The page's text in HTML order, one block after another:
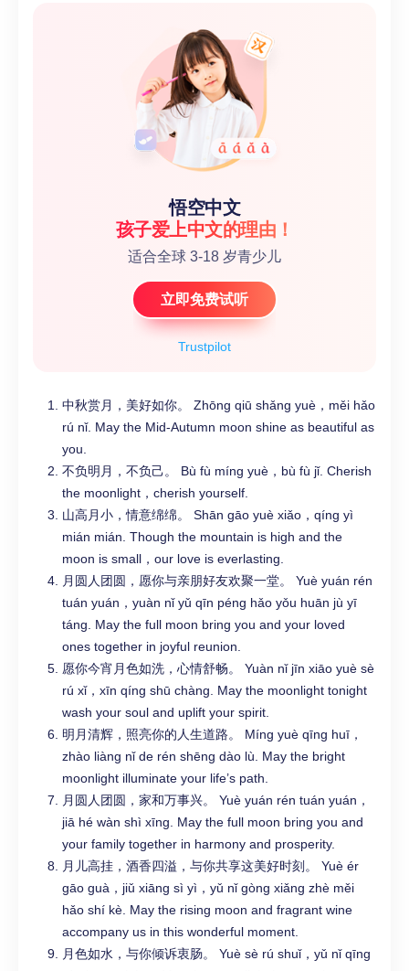
Trustpilot
悟空中文
孩子爱上中文的理由！
适合全球 3-18 岁青少儿
立即免费试听
中秋赏月，美好如你。 Zhōng qiū shǎng yuè，měi hǎo
rú nǐ. May the Mid-Autumn moon shine as beautiful as
you.
不负明月，不负己。 Bù fù míng yuè，bù fù jǐ. Cherish
the moonlight，cherish yourself.
山高月小，情意绵绵。 Shān gāo yuè xiǎo，qíng yì
mián mián. Though the mountain is high and the
moon is small，our love is everlasting.
月圆人团圆，愿你与亲朋好友欢聚一堂。 Yuè yuán rén
tuán yuán，yuàn nǐ yǔ qīn péng hǎo yǒu huān jù yī
táng. May the full moon bring you and your loved
ones together in joyful reunion.
愿你今宵月色如洗，心情舒畅。 Yuàn nǐ jīn xiāo yuè sè
rú xǐ，xīn qíng shū chàng. May the moonlight tonight
wash your soul and uplift your spirit.
明月清辉，照亮你的人生道路。 Míng yuè qīng huī，
zhào liàng nǐ de rén shēng dào lù. May the bright
moonlight illuminate your life’s path.
月圆人团圆，家和万事兴。 Yuè yuán rén tuán yuán，
jiā hé wàn shì xīng. May the full moon bring you and
your family together in harmony and prosperity.
月儿高挂，酒香四溢，与你共享这美好时刻。 Yuè ér
gāo guà，jiǔ xiāng sì yì，yǔ nǐ gòng xiǎng zhè měi
hǎo shí kè. May the rising moon and fragrant wine
accompany us in this wonderful moment.
月色如水，与你倾诉衷肠。 Yuè sè rú shuǐ，yǔ nǐ qīng